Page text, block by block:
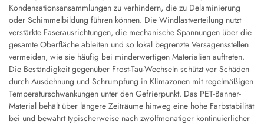
Kondensationsansammlungen zu verhindern, die zu Delaminierung
oder Schimmelbildung führen können. Die Windlastverteilung nutzt
verstärkte Faserausrichtungen, die mechanische Spannungen über die
gesamte Oberfläche ableiten und so lokal begrenzte Versagensstellen
vermeiden, wie sie häufig bei minderwertigen Materialien auftreten.
Die Beständigkeit gegenüber Frost-Tau-Wechseln schützt vor Schäden
durch Ausdehnung und Schrumpfung in Klimazonen mit regelmäßigen
Temperaturschwankungen unter den Gefrierpunkt. Das PET-Banner-
Material behält über längere Zeiträume hinweg eine hohe Farbstabilität
bei und bewahrt typischerweise nach zwölfmonatiger kontinuierlicher